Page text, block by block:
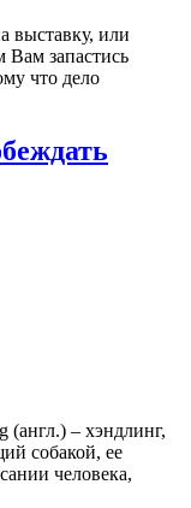
выставку, или
Вам запастись
что дело
(англ.) – хэндлинг,
собакой, ее
человека,